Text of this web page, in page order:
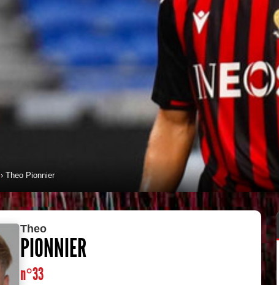
› Theo Pionnier
Theo
PIONNIER
n°33